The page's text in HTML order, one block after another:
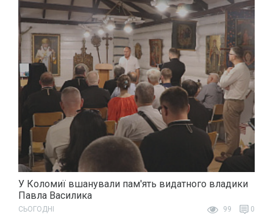
У Коломиї вшанували пам'ять видатного владики
Павла Василика
СЬОГОДНІ 99 0